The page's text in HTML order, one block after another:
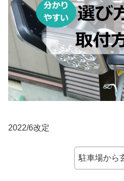
2022/6改定
駐車場から